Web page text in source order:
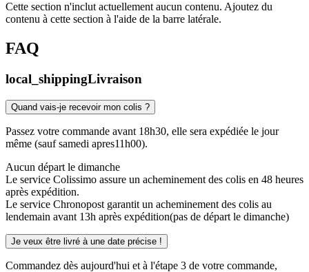
Cette section n'inclut actuellement aucun contenu. Ajoutez du
contenu à cette section à l'aide de la barre latérale.
FAQ
local_shippingLivraison
Quand vais-je recevoir mon colis ?
Passez votre commande avant 18h30, elle sera expédiée le jour
même (sauf samedi apres11h00).
Aucun départ le dimanche
Le service Colissimo assure un acheminement des colis en 48 heures
après expédition.
Le service Chronopost garantit un acheminement des colis au
lendemain avant 13h après expédition(pas de départ le dimanche)
Je veux être livré à une date précise !
Commandez dès aujourd'hui et à l'étape 3 de votre commande,